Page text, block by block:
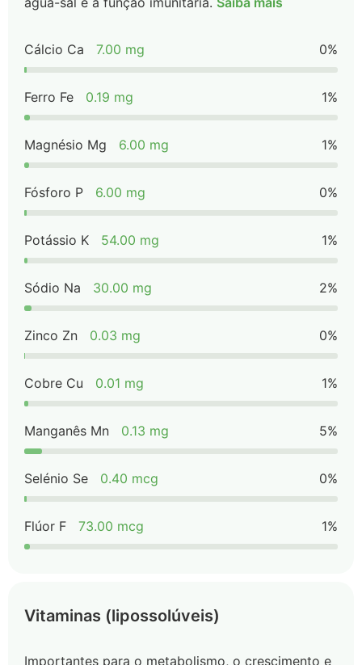
Cálcio Ca 7.00 mg 0%
Ferro Fe 0.19 mg 1%
Magnésio Mg 6.00 mg 1%
Fósforo P 6.00 mg 0%
Potássio K 54.00 mg 1%
Sódio Na 30.00 mg 2%
Zinco Zn 0.03 mg 0%
Cobre Cu 0.01 mg 1%
Manganês Mn 0.13 mg 5%
Selénio Se 0.40 mcg 0%
Flúor F 73.00 mcg 1%
Vitaminas (lipossolúveis)
Importantes para o metabolismo, o crescimento e